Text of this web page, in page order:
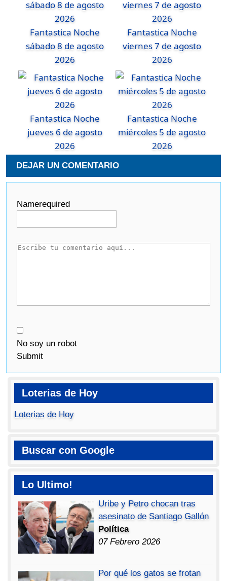
Fantastica Noche
sábado 8 de agosto
2026
Fantastica Noche
viernes 7 de agosto
2026
Fantastica Noche
jueves 6 de agosto
2026
Fantastica Noche
miércoles 5 de agosto
2026
DEJAR UN COMENTARIO
Namerequired
No soy un robot
Submit
Loterias de Hoy
Loterias de Hoy
Buscar con Google
Lo Ultimo!
Uribe y Petro chocan tras
asesinato de Santiago Gallón
Política
07 Febrero 2026
Por qué los gatos se frotan